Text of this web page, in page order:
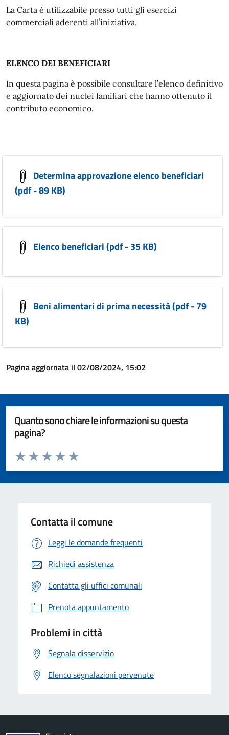
La Carta è utilizzabile presso tutti gli esercizi
commerciali aderenti all’iniziativa.
ELENCO DEI BENEFICIARI
In questa pagina è possibile consultare l’elenco definitivo
e aggiornato dei nuclei familiari che hanno ottenuto il
contributo economico.
Determina approvazione elenco beneficiari
(pdf - 89 KB)
Elenco beneficiari (pdf - 35 KB)
Beni alimentari di prima necessità (pdf - 79
KB)
Pagina aggiornata il 02/08/2024, 15:02
Quanto sono chiare le informazioni su questa
pagina?
Valuta da 1 a 5 stelle la pagina
Valuta 5 stelle su 5
Valuta 4 stelle su 5
Valuta 3 stelle su 5
Valuta 2 stelle su 5
Valuta 1 stelle su 5
Contatta il comune
Leggi le domande frequenti
Richiedi assistenza
Contatta gli uffici comunali
Prenota appuntamento
Problemi in città
Segnala disservizio
Elenco segnalazioni pervenute